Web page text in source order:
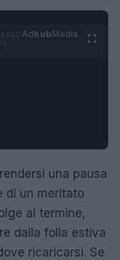
AdhubMedia
una pausa
di un meritato
al termine,
dalla folla estiva
ricaricarsi. Se